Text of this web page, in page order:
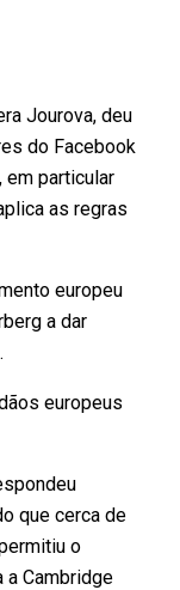
Jourova, deu
do Facebook
em particular
as regras
europeu
a dar
europeus
que cerca de
o
a Cambridge